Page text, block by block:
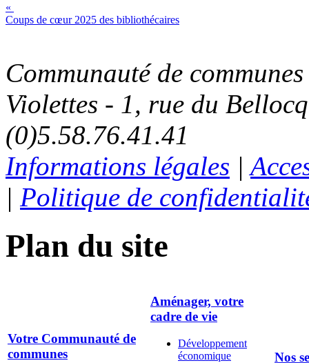
«
Coups de cœur 2025 des bibliothécaires
Communauté de
Violettes - 1, rue du
(0)5.58.76.41.41
Informations légales |
| Politique de
Plan du site
Votre Communauté de
communes
Aménager, votre
cadre de vie
Développement
économique
Nos